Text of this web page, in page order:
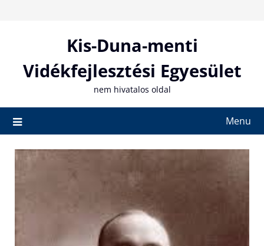
Kis-Duna-menti
Vidékfejlesztési Egyesület
nem hivatalos oldal
Menu